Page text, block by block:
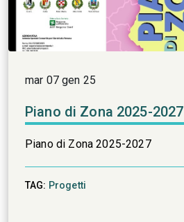
mar 07 gen 25
Piano di Zona 2025-2027
Piano di Zona 2025-2027
TAG: Progetti